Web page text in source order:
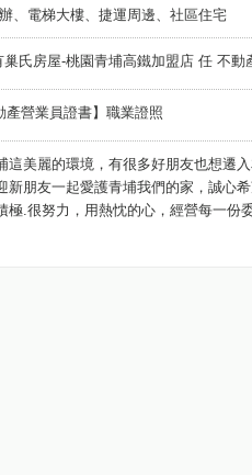
、電梯大樓、捷運周邊、社區住宅
巢氏房屋-桃園青埔高鐵加盟店 任 不動
產營業員證書】職業證照
這美麗的環境，有很多好朋友也想遷
新朋友一起愛護青埔我們的家，誠心
極.很努力，用熱忱的心，經營每一份